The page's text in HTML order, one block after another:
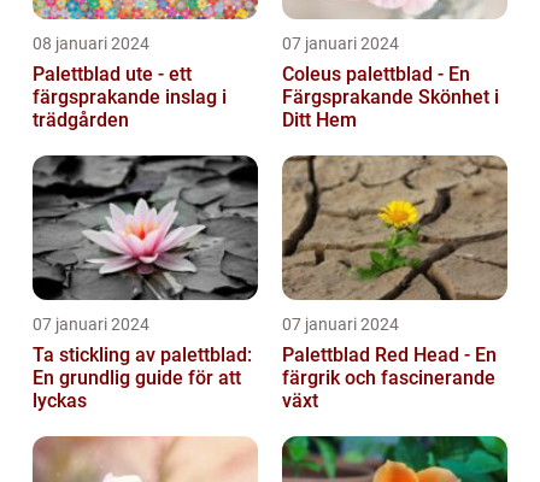
08 januari 2024
Palettblad ute - ett
färgsprakande inslag i
trädgården
07 januari 2024
Coleus palettblad - En
Färgsprakande Skönhet i
Ditt Hem
07 januari 2024
Ta stickling av palettblad:
En grundlig guide för att
lyckas
07 januari 2024
Palettblad Red Head - En
färgrik och fascinerande
växt